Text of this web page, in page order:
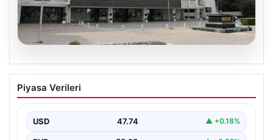
Antalya Büyükşehir Belediyesi’ne
Yönelik Rüşvet ve Yolsuzluk
Bırakıldı
Antalya Büyükşehir Belediyesi'ne bağlı gerçekleştirilen
Piyasa Verileri
USD 47.74 ▲ +0.18%